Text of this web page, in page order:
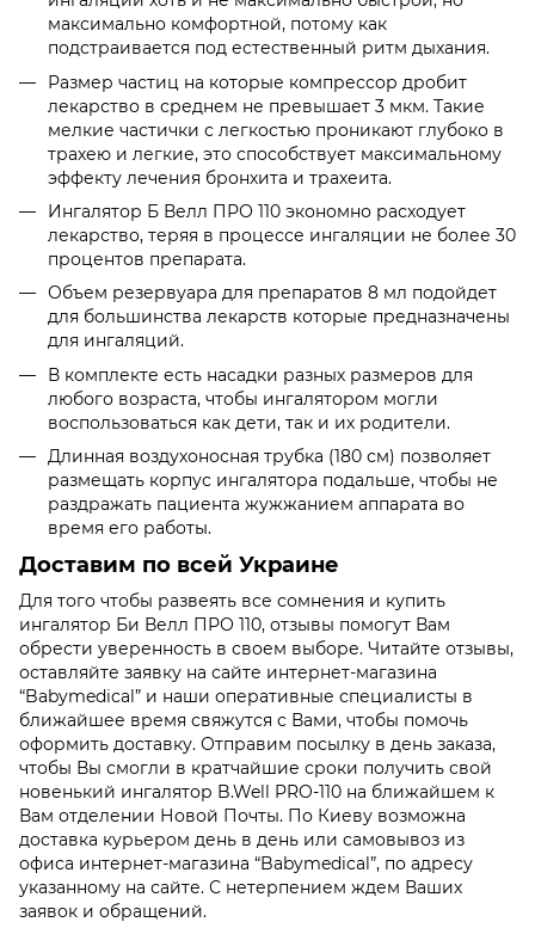
максимально комфортной, потому как
подстраивается под естественный ритм дыхания.
Размер частиц на которые компрессор дробит
лекарство в среднем не превышает 3 мкм. Такие
мелкие частички с легкостью проникают глубоко в
трахею и легкие, это способствует максимальному
эффекту лечения бронхита и трахеита.
Ингалятор Б Велл ПРО 110 экономно расходует
лекарство, теряя в процессе ингаляции не более 30
процентов препарата.
Объем резервуара для препаратов 8 мл подойдет
для большинства лекарств которые предназначены
для ингаляций.
В комплекте есть насадки разных размеров для
любого возраста, чтобы ингалятором могли
воспользоваться как дети, так и их родители.
Длинная воздухоносная трубка (180 см) позволяет
размещать корпус ингалятора подальше, чтобы не
раздражать пациента жужжанием аппарата во
время его работы.
Доставим по всей Украине
Для того чтобы развеять все сомнения и купить
ингалятор Би Велл ПРО 110, отзывы помогут Вам
обрести уверенность в своем выборе. Читайте отзывы,
оставляйте заявку на сайте интернет-магазина
“Babymedical” и наши оперативные специалисты в
ближайшее время свяжутся с Вами, чтобы помочь
оформить доставку. Отправим посылку в день заказа,
чтобы Вы смогли в кратчайшие сроки получить свой
новенький ингалятор B.Well PRO-110 на ближайшем к
Вам отделении Новой Почты. По Киеву возможна
доставка курьером день в день или самовывоз из
офиса интернет-магазина “Babymedical”, по адресу
указанному на сайте. С нетерпением ждем Ваших
заявок и обращений.